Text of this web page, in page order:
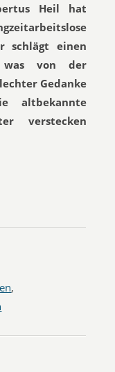
Heil hat
schlägt einen
was von der
Gedanke
verstecken
,